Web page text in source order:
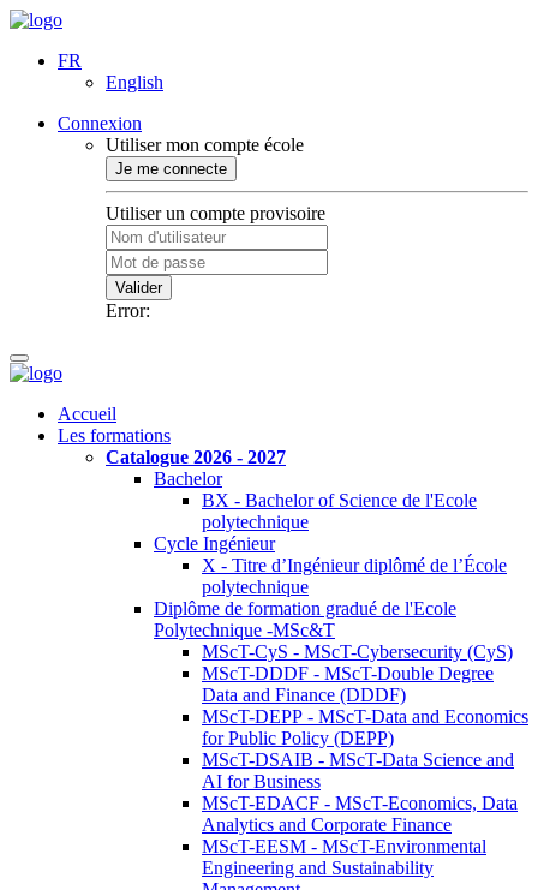
FR
English
Connexion
Utiliser mon compte école
Je me connecte
Utiliser un compte provisoire
Valider
Error:
Accueil
Les formations
Catalogue 2026 - 2027
Bachelor
BX - Bachelor of Science de l'Ecole
polytechnique
Cycle Ingénieur
X - Titre d’Ingénieur diplômé de l’École
polytechnique
Diplôme de formation gradué de l'Ecole
Polytechnique -MSc&T
MScT-CyS - MScT-Cybersecurity (CyS)
MScT-DDDF - MScT-Double Degree
Data and Finance (DDDF)
MScT-DEPP - MScT-Data and Economics
for Public Policy (DEPP)
MScT-DSAIB - MScT-Data Science and
AI for Business
MScT-EDACF - MScT-Economics, Data
Analytics and Corporate Finance
MScT-EESM - MScT-Environmental
Engineering and Sustainability